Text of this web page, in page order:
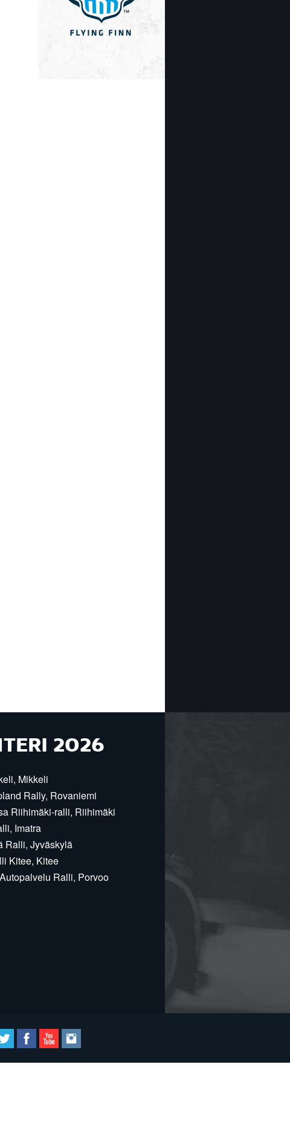
2026
Mikkeli
Rally, Rovaniemi
Riihimäki-ralli, Riihimäki
Imatra
Ralli, Jyväskylä
Kitee, Kitee
Ralli, Porvoo